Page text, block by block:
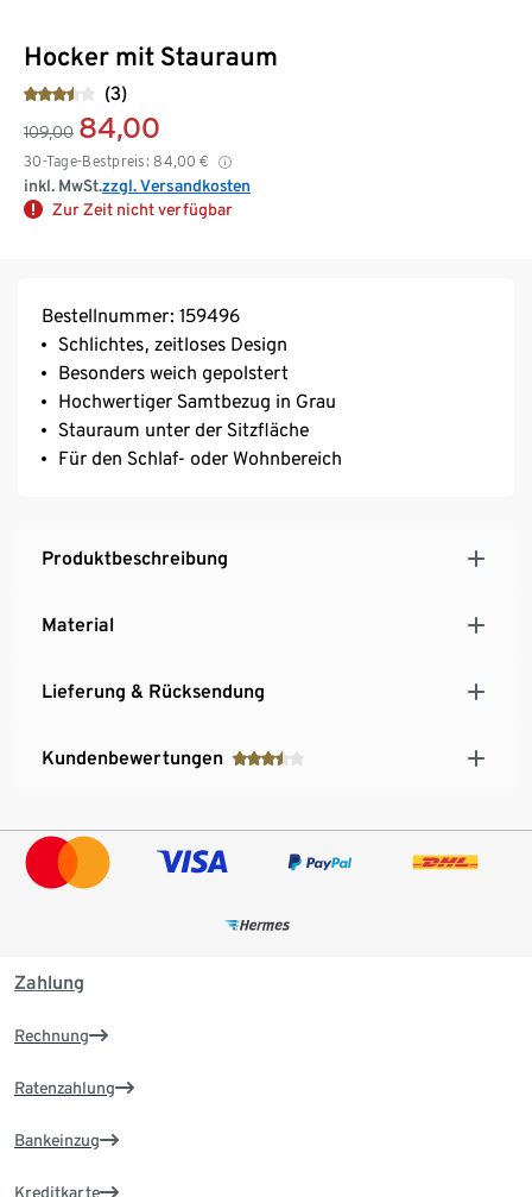
Hocker mit Stauraum
(3)
109,00 84,00
30-Tage-Bestpreis: 84,00 €
inkl. MwSt.zzgl. Versandkosten
Zur Zeit nicht verfügbar
Bestellnummer: 159496
Schlichtes, zeitloses Design
Besonders weich gepolstert
Hochwertiger Samtbezug in Grau
Stauraum unter der Sitzfläche
Für den Schlaf- oder Wohnbereich
Produktbeschreibung
Material
Lieferung & Rücksendung
Kundenbewertungen
Zahlung
Rechnung
Ratenzahlung
Bankeinzug
Kreditkarte